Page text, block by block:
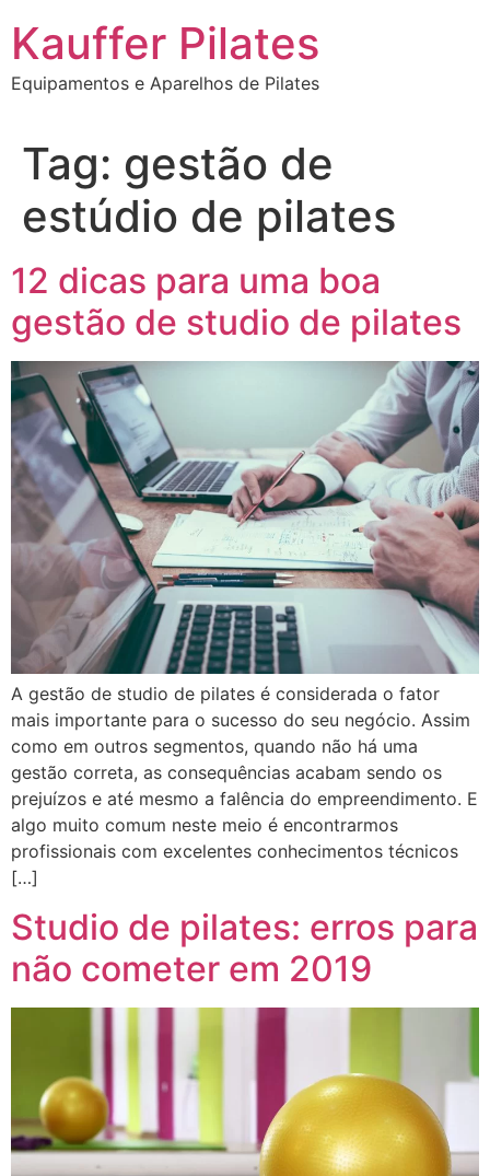
para
conteúdo
Kauffer Pilates
Equipamentos e Aparelhos de Pilates
Tag: gestão de
estúdio de pilates
12 dicas para uma boa
gestão de studio de pilates
A gestão de studio de pilates é considerada o fator
mais importante para o sucesso do seu negócio. Assim
como em outros segmentos, quando não há uma
gestão correta, as consequências acabam sendo os
prejuízos e até mesmo a falência do empreendimento. E
algo muito comum neste meio é encontrarmos
profissionais com excelentes conhecimentos técnicos
[…]
Studio de pilates: erros para
não cometer em 2019